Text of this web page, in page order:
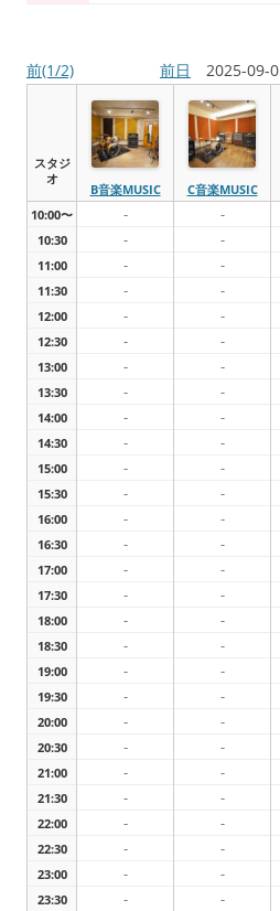
前(1/2) 前日 2025-09-
スタジ
オ
B音楽MUSIC C音楽MUSIC
10:00〜
- -
10:30 - -
11:00 - -
11:30 - -
12:00 - -
12:30 - -
13:00 - -
13:30 - -
14:00 - -
14:30 - -
15:00 - -
15:30 - -
16:00 - -
16:30 - -
17:00 - -
17:30 - -
18:00 - -
18:30 - -
19:00 - -
19:30 - -
20:00 - -
20:30 - -
21:00 - -
21:30 - -
22:00 - -
22:30 - -
23:00 - -
23:30 - -